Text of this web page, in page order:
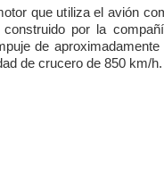
que utiliza el avión
por la
de
de crucero de 850 km/h.